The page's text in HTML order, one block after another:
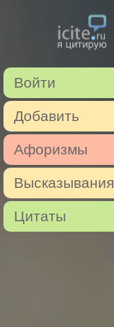
Войти
Добавить
Афоризмы
Высказывания
Цитаты